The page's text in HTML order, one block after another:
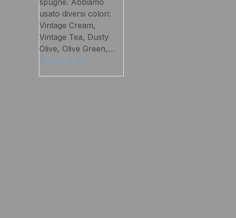
spugne. Abbiamo
usato diversi colori:
Vintage Cream,
Vintage Tea, Dusty
Olive, Olive Green,…
Scopri di più